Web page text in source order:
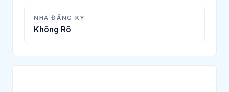
NHÀ ĐĂNG KÝ
Không Rõ